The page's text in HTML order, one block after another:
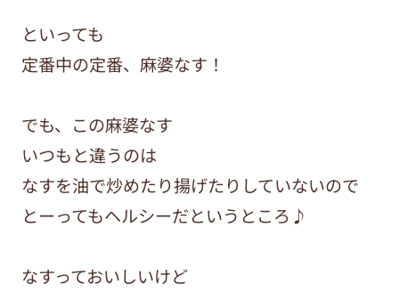
といっても
定番中の定番、麻婆なす！
でも、この麻婆なす
いつもと違うのは
なすを油で炒めたり揚げたりしていないので
とーってもヘルシーだというところ♪
なすっておいしいけど